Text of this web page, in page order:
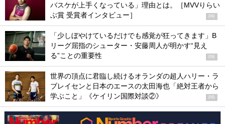
バスケが上手くなっている」理由とは。［MVVりらい
ぶ賞 受賞者インタビュー］
PR
「少しぼやけているだけでも感覚が狂ってきます」B
リーグ屈指のシューター・安藤周人が明かす“見え
る”ことの重要性
PR
世界の頂点に君臨し続けるオランダの超人ハリー・ラ
ブレイセンと日本のエースの太田海也「絶対王者から
学ぶこと」《ケイリン国際対談②》
PR